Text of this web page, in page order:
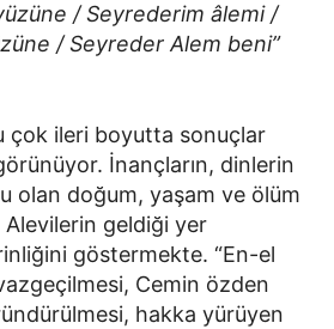
/ Seyrederim âlemi /
/ Seyreder Alem beni”
çok ileri boyutta sonuçlar
İnançların, dinlerin
olan doğum, yaşam ve ölüm
geldiği yer
göstermekte. “En-el
Cemin özden
hakka yürüyen